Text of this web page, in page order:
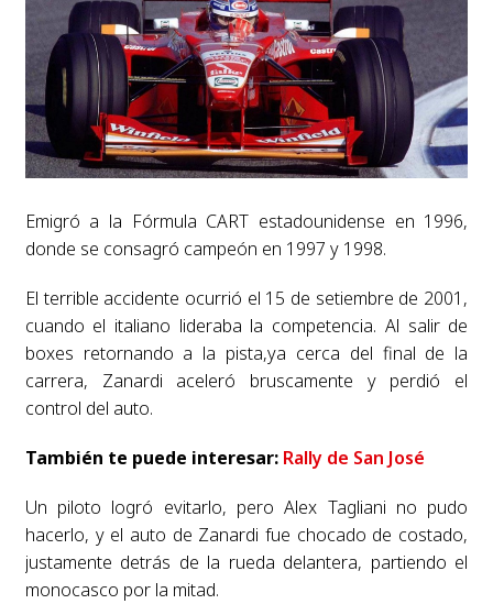
Emigró a la Fórmula CART estadounidense en 1996,
donde se consagró campeón en 1997 y 1998.
El terrible accidente ocurrió el 15 de setiembre de 2001,
cuando el italiano lideraba la competencia. Al salir de
boxes retornando a la pista,ya cerca del final de la
carrera, Zanardi aceleró bruscamente y perdió el
control del auto.
También te puede interesar: Rally de San José
Un piloto logró evitarlo, pero Alex Tagliani no pudo
hacerlo, y el auto de Zanardi fue chocado de costado,
justamente detrás de la rueda delantera, partiendo el
monocasco por la mitad.